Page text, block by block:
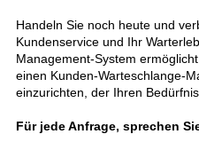
Handeln Sie noch heute und
Kundenservice und Ihr
Management-System
einen Kunden-Warteschlange-
einzurichten, der Ihren
Für jede Anfrage, sprechen